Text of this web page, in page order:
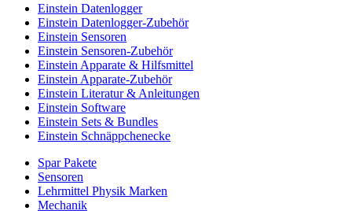
Einstein Datenlogger
Einstein Datenlogger-Zubehör
Einstein Sensoren
Einstein Sensoren-Zubehör
Einstein Apparate & Hilfsmittel
Einstein Apparate-Zubehör
Einstein Literatur & Anleitungen
Einstein Software
Einstein Sets & Bundles
Einstein Schnäppchenecke
Spar Pakete
Sensoren
Lehrmittel Physik Marken
Mechanik